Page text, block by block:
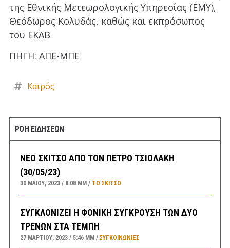
της Εθνικής Μετεωρολογικής Υπηρεσίας (ΕΜΥ),
Θεόδωρος Κολυδάς, καθώς και εκπρόσωπος
του ΕΚΑΒ
ΠΗΓΗ: ΑΠΕ-ΜΠΕ
Καιρός
ΡΟΗ ΕΙΔΗΣΕΩΝ
ΝΕΟ ΣΚΙΤΣΟ ΑΠΟ ΤΟΝ ΠΕΤΡΟ ΤΣΙΟΛΑΚΗ
(30/05/23)
30 ΜΑΪ́ΟΥ, 2023 8:08 ΜΜ ΤΟ ΣΚΊΤΣΟ
ΣΥΓΚΛΟΝΙΖΕΙ Η ΦΟΝΙΚΗ ΣΥΓΚΡΟΥΣΗ ΤΩΝ ΔΥΟ
ΤΡΕΝΩΝ ΣΤΑ ΤΕΜΠΗ
27 ΜΑΡΤΊΟΥ, 2023 5:46 ΜΜ ΣΥΓΚΟΙΝΩΝΊΕΣ